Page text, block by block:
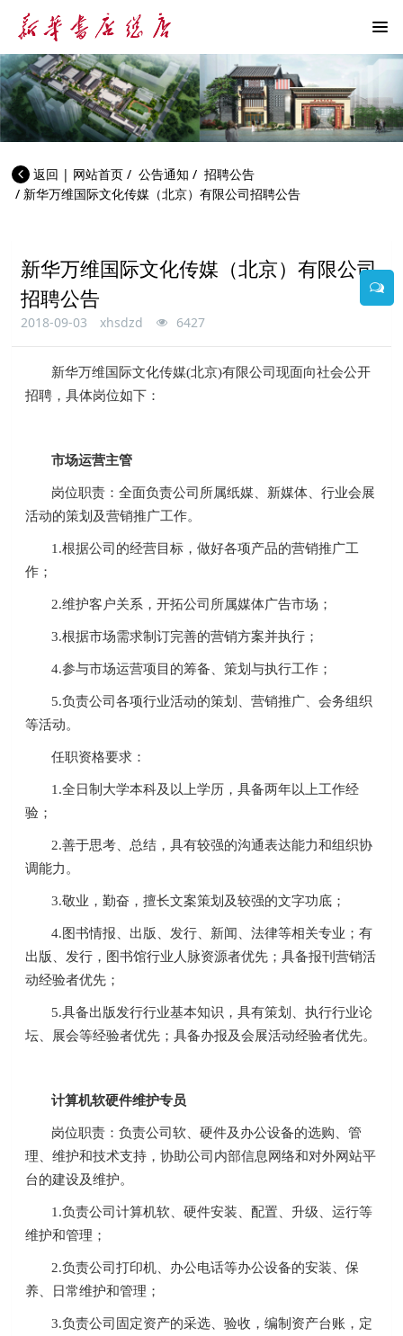
返回 | 网站首页 / 公告通知 / 招聘公告
/ 新华万维国际文化传媒（北京）有限公司招聘公告
新华万维国际文化传媒（北京）有限公司
招聘公告
2018-09-03 xhsdzd 6427
新华万维国际文化传媒(北京)有限公司现面向社会公开
招聘，具体岗位如下：
市场运营主管
岗位职责：全面负责公司所属纸媒、新媒体、行业会展
活动的策划及营销推广工作。
1.根据公司的经营目标，做好各项产品的营销推广工
作；
2.维护客户关系，开拓公司所属媒体广告市场；
3.根据市场需求制订完善的营销方案并执行；
4.参与市场运营项目的筹备、策划与执行工作；
5.负责公司各项行业活动的策划、营销推广、会务组织
等活动。
任职资格要求：
1.全日制大学本科及以上学历，具备两年以上工作经
验；
2.善于思考、总结，具有较强的沟通表达能力和组织协
调能力。
3.敬业，勤奋，擅长文案策划及较强的文字功底；
4.图书情报、出版、发行、新闻、法律等相关专业；有
出版、发行，图书馆行业人脉资源者优先；具备报刊营销活
动经验者优先；
5.具备出版发行行业基本知识，具有策划、执行行业论
坛、展会等经验者优先；具备办报及会展活动经验者优先。
计算机软硬件维护专员
岗位职责：负责公司软、硬件及办公设备的选购、管
理、维护和技术支持，协助公司内部信息网络和对外网站平
台的建设及维护。
1.负责公司计算机软、硬件安装、配置、升级、运行等
维护和管理；
2.负责公司打印机、办公电话等办公设备的安装、保
养、日常维护和管理；
3.负责公司固定资产的采选、验收，编制资产台账，定